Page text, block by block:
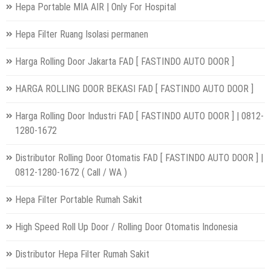
Hepa Portable MIA AIR | Only For Hospital
Hepa Filter Ruang Isolasi permanen
Harga Rolling Door Jakarta FAD [ FASTINDO AUTO DOOR ]
HARGA ROLLING DOOR BEKASI FAD [ FASTINDO AUTO DOOR ]
Harga Rolling Door Industri FAD [ FASTINDO AUTO DOOR ] | 0812-
1280-1672
Distributor Rolling Door Otomatis FAD [ FASTINDO AUTO DOOR ] |
0812-1280-1672 ( Call / WA )
Hepa Filter Portable Rumah Sakit
High Speed Roll Up Door / Rolling Door Otomatis Indonesia
Distributor Hepa Filter Rumah Sakit